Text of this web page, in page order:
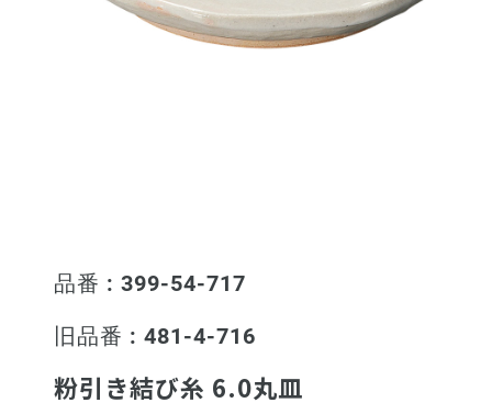
品番 : 399-54-717
旧品番 : 481-4-716
粉引き結び糸 6.0丸皿